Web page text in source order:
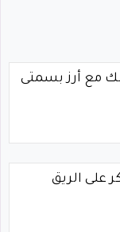
مع أرز بسمتى
على الريق